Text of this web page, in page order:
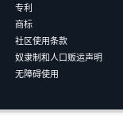
专利
商标
社区使用条款
奴隶制和人口贩运声明
无障碍使用